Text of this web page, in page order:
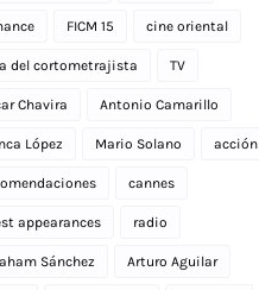
FICM 15 cine oriental
del cortometrajista TV
Chavira Antonio Camarillo
López Mario Solano acción
cannes
appearances radio
Sánchez Arturo Aguilar